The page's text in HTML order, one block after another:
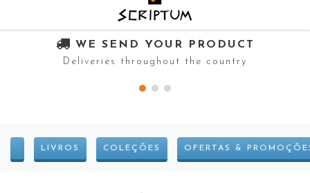
WE SEND YOUR PRODUCT
Deliveries throughout the country
LIVROS COLEÇÕES OFERTAS &